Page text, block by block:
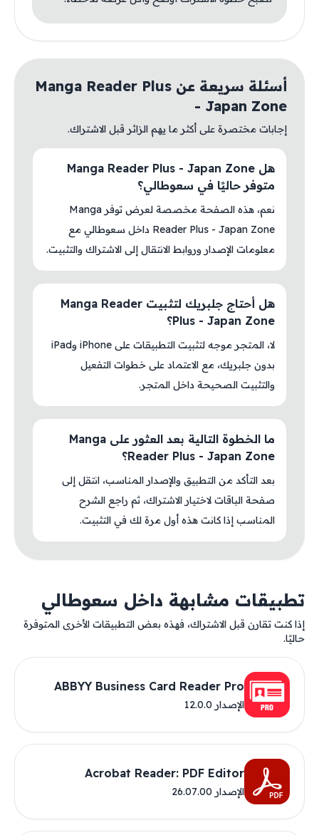
أسئلة سريعة عن Manga Reader Plus
- Japan Zone
إجابات مختصرة على أكثر ما يهم الزائر قبل الاشتراك.
هل Manga Reader Plus - Japan Zone
متوفر حاليًا في سعوطالي؟
نعم، هذه الصفحة مخصصة لعرض توفر Manga
Reader Plus - Japan Zone داخل سعوطالي مع
معلومات الإصدار وروابط الانتقال إلى الاشتراك والتثبيت.
هل أحتاج جلبريك لتثبيت Manga Reader
Plus - Japan Zone؟
لا، المتجر موجه لتثبيت التطبيقات على iPhone وiPad
بدون جلبريك، مع الاعتماد على خطوات التفعيل
والتثبيت الصحيحة داخل المتجر.
ما الخطوة التالية بعد العثور على Manga
Reader Plus - Japan Zone؟
بعد التأكد من التطبيق والإصدار المناسب، انتقل إلى
صفحة الباقات لاختيار الاشتراك، ثم راجع الشرح
المناسب إذا كانت هذه أول مرة لك في التثبيت.
تطبيقات مشابهة داخل سعوطالي
إذا كنت تقارن قبل الاشتراك، فهذه بعض التطبيقات الأخرى المتوفرة
حاليًا.
ABBYY Business Card Reader Pro
الإصدار 12.0.0
Acrobat Reader: PDF Editor
الإصدار 26.07.00